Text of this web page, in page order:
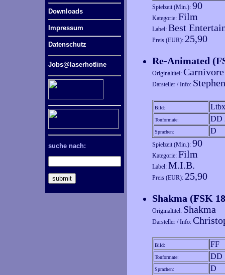
Downloads
Impressum
Datenschutz
Jobs@laserhotline
suche nach:
Spielzeit (Min.): 90
Kategorie: Film
Label: Best
Preis (EUR): 25,90
Re-Animated
Originaltitel: Carnivore
Darsteller / Info:
Bild: Ltbx
Tonformate: DD
Sprachen: D
Spielzeit (Min.): 90
Kategorie: Film
Label: M.I.B.
Preis (EUR): 25,90
Shakma (FSK
Originaltitel: Shakma
Darsteller / Info:
Bild: FF
Tonformate: DD
Sprachen: D